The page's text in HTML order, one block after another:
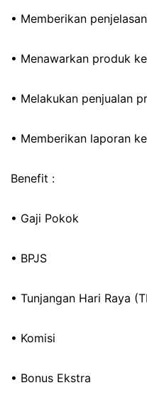
• Memberikan
• Menawarkan produk
• Melakukan penjualan
• Memberikan laporan
Benefit :
• Gaji Pokok
• BPJS
• Tunjangan Hari Raya
• Komisi
• Bonus Ekstra